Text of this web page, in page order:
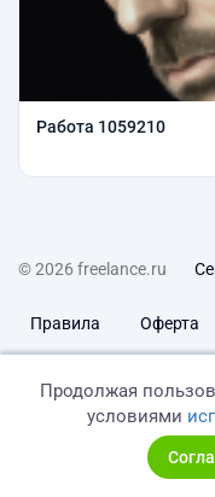
Работа 1059210
© 2026 freelance.ru
Правила Оферта
Продолжая
условиями